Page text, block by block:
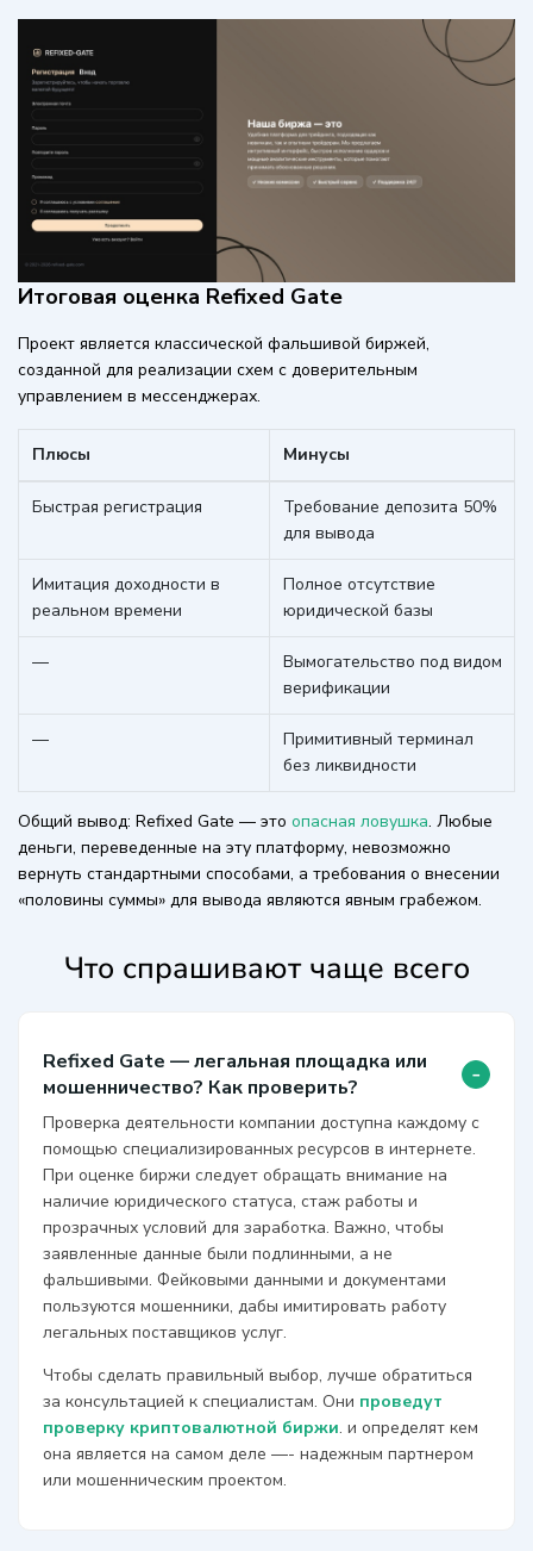
Итоговая оценка Refixed Gate
Проект является классической фальшивой биржей,
созданной для реализации схем с доверительным
управлением в мессенджерах.
Плюсы Минусы
Быстрая регистрация
Требование депозита 50%
для вывода
Имитация доходности в
реальном времени
Полное отсутствие
юридической базы
—
Вымогательство под видом
верификации
—
Примитивный терминал
без ликвидности
Общий вывод: Refixed Gate — это опасная ловушка. Любые
деньги, переведенные на эту платформу, невозможно
вернуть стандартными способами, а требования о внесении
«половины суммы» для вывода являются явным грабежом.
Что спрашивают чаще всего
Refixed Gate — легальная площадка или
мошенничество? Как проверить?
-
Проверка деятельности компании доступна каждому с
помощью специализированных ресурсов в интернете.
При оценке биржи следует обращать внимание на
наличие юридического статуса, стаж работы и
прозрачных условий для заработка. Важно, чтобы
заявленные данные были подлинными, а не
фальшивыми. Фейковыми данными и документами
пользуются мошенники, дабы имитировать работу
легальных поставщиков услуг.
Чтобы сделать правильный выбор, лучше обратиться
за консультацией к специалистам. Они проведут
проверку криптовалютной биржи. и определят кем
она является на самом деле —- надежным партнером
или мошенническим проектом.